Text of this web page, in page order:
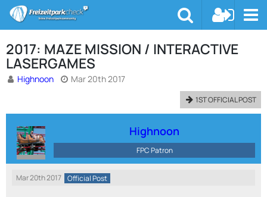
2017: MAZE MISSION / INTERACTIVE
LASERGAMES
Highnoon Mar 20th 2017
1ST OFFICIAL POST
Highnoon
FPC Patron
Mar 20th 2017 Official Post